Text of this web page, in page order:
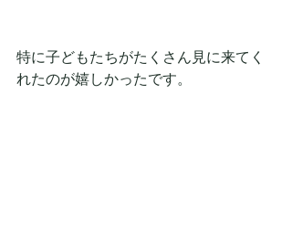
特に子どもたちがたくさん見に来てく
れたのが嬉しかったです。